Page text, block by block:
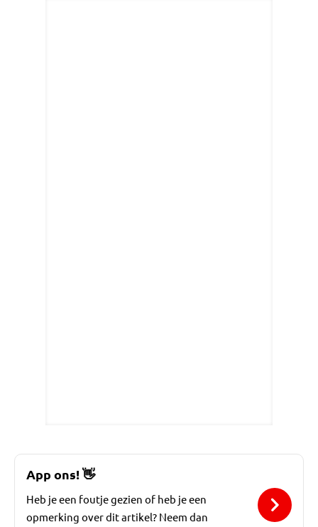
App ons!👋
Heb je een foutje gezien of heb je een
opmerking over dit artikel? Neem dan